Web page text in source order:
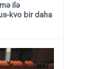
ilə
kvo bir daha